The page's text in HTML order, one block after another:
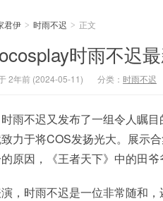
君伊 > 时雨不迟 > 正文
时雨不迟
2年前 (2024-05-11) 分类： 时雨不迟
雨不迟又发布了一组令人瞩
力于将COS发扬光大。展示
原因，《王者天下》中的田爷
，时雨不迟是一位非常随和